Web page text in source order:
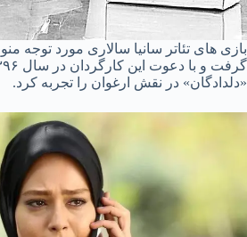
بازی های تئاتر سانیا سالاری مورد توجه
«دلدادگان» در نقش ارغوان را تجربه کرد.